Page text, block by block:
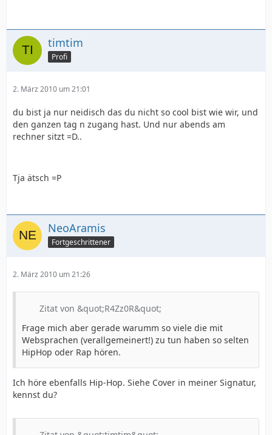
timtim
Profi
2. März 2010 um 21:01
du bist ja nur neidisch das du nicht so cool bist wie wir, und
den ganzen tag n zugang hast. Und nur abends am
rechner sitzt =D..
Tja ätsch =P
NeoAramis
Fortgeschrittener
2. März 2010 um 21:26
Zitat von &quot;R4Zz0R&quot;
Frage mich aber gerade warumm so viele die mit
Websprachen (verallgemeinert!) zu tun haben so selten
HipHop oder Rap hören.
Ich höre ebenfalls Hip-Hop. Siehe Cover in meiner Signatur,
kennst du?